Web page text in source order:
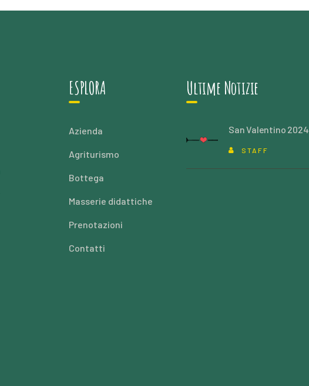
ESPLORA
Azienda
Agriturismo
Bottega
Masserie didattiche
Prenotazioni
Contatti
Ultime Notizie
San Valentino 2024
STAFF